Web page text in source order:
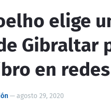
elige
Gibraltar
en redes
—agosto 29, 2020